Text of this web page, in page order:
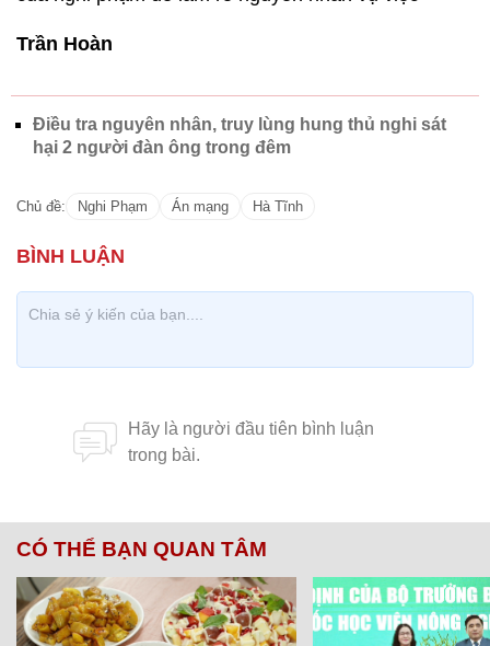
Trần Hoàn
Điều tra nguyên nhân, truy lùng hung thủ nghi sát
hại 2 người đàn ông trong đêm
Chủ đề: Nghi Phạm Án mạng Hà Tĩnh
CÓ THỂ BẠN QUAN TÂM